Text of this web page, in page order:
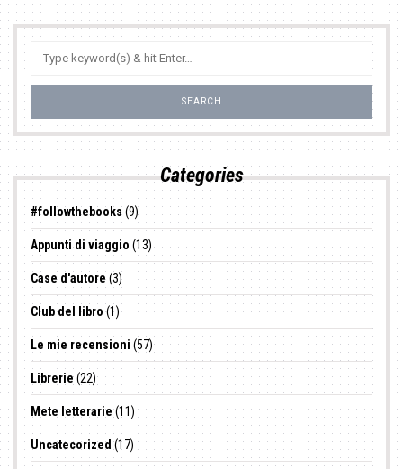
Categories
#followthebooks(9)
Appunti di viaggio(13)
Case d'autore(3)
Club del libro(1)
Le mie recensioni(57)
Librerie(22)
Mete letterarie(11)
Uncatecorized (17)